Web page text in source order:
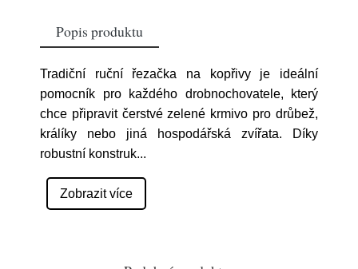
Popis produktu
Tradiční ruční řezačka na kopřivy je ideální
pomocník pro každého drobnochovatele, který
chce připravit čerstvé zelené krmivo pro drůbež,
králíky nebo jiná hospodářská zvířata. Díky
robustní konstruk...
Zobrazit více